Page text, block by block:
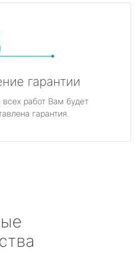
гарантии
работ Вам будет
гарантия.